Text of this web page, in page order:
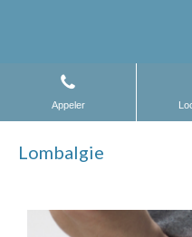
Appeler
Lombalgie